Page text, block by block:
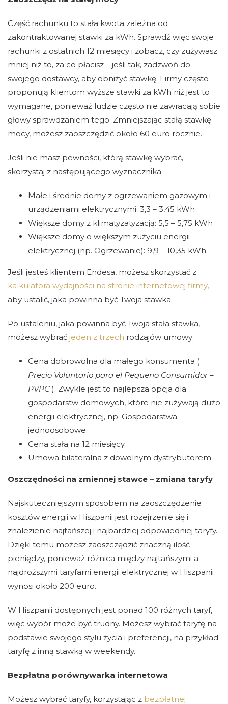
Część rachunku to stała kwota zależna od
zakontraktowanej stawki za kWh. Sprawdź więc swoje
rachunki z ostatnich 12 miesięcy i zobacz, czy zużywasz
mniej niż to, za co płacisz – jeśli tak, zadzwoń do
swojego dostawcy, aby obniżyć stawkę. Firmy często
proponują klientom wyższe stawki za kWh niż jest to
wymagane, ponieważ ludzie często nie zawracają sobie
głowy sprawdzaniem tego. Zmniejszając stałą stawkę
mocy, możesz zaoszczędzić około 60 euro rocznie.
Jeśli nie masz pewności, którą stawkę wybrać,
skorzystaj z następującego wyznacznika
Małe i średnie domy z ogrzewaniem gazowym i
urządzeniami elektrycznymi: 3,3 – 3,45 kWh
Większe domy z klimatyzatyzacją: 5,5 – 5,75 kWh
Większe domy o większym zużyciu energii
elektrycznej (np. Ogrzewanie): 9,9 – 10,35 kWh
Jeśli jesteś klientem Endesa, możesz skorzystać z
kalkulatora wydajności na stronie internetowej firmy,
aby ustalić, jaka powinna być Twoja stawka.
Po ustaleniu, jaka powinna być Twoja stała stawka,
możesz wybrać jeden z trzech rodzajów umowy:
Cena dobrowolna dla małego konsumenta (
Precio Voluntario para el Pequeno Consumidor –
PVPC ). Zwykle jest to najlepsza opcja dla
gospodarstw domowych, które nie zużywają dużo
energii elektrycznej, np. Gospodarstwa
jednoosobowe.
Cena stała na 12 miesięcy.
Umowa bilateralna z dowolnym dystrybutorem.
Oszczędności na zmiennej stawce – zmiana taryfy
Najskuteczniejszym sposobem na zaoszczędzenie
kosztów energii w Hiszpanii jest rozejrzenie się i
znalezienie najtańszej i najbardziej odpowiedniej taryfy.
Dzięki temu możesz zaoszczędzić znaczną ilość
pieniędzy, ponieważ różnica między najtańszymi a
najdroższymi taryfami energii elektrycznej w Hiszpanii
wynosi około 200 euro.
W Hiszpanii dostępnych jest ponad 100 różnych taryf,
więc wybór może być trudny. Możesz wybrać taryfę na
podstawie swojego stylu życia i preferencji, na przykład
taryfę z inną stawką w weekendy.
Bezpłatna porównywarka internetowa
Możesz wybrać taryfy, korzystając z bezpłatnej